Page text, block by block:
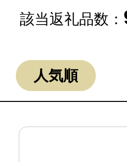
よく見られて
ふるさと納税
該当返礼品数：
人気順